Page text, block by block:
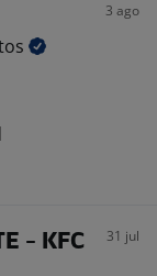
3 ago
- KFC
31 jul